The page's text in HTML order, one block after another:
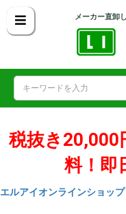
メーカー直卸
税抜き20,000
料！即
エルアイオンラインショップ